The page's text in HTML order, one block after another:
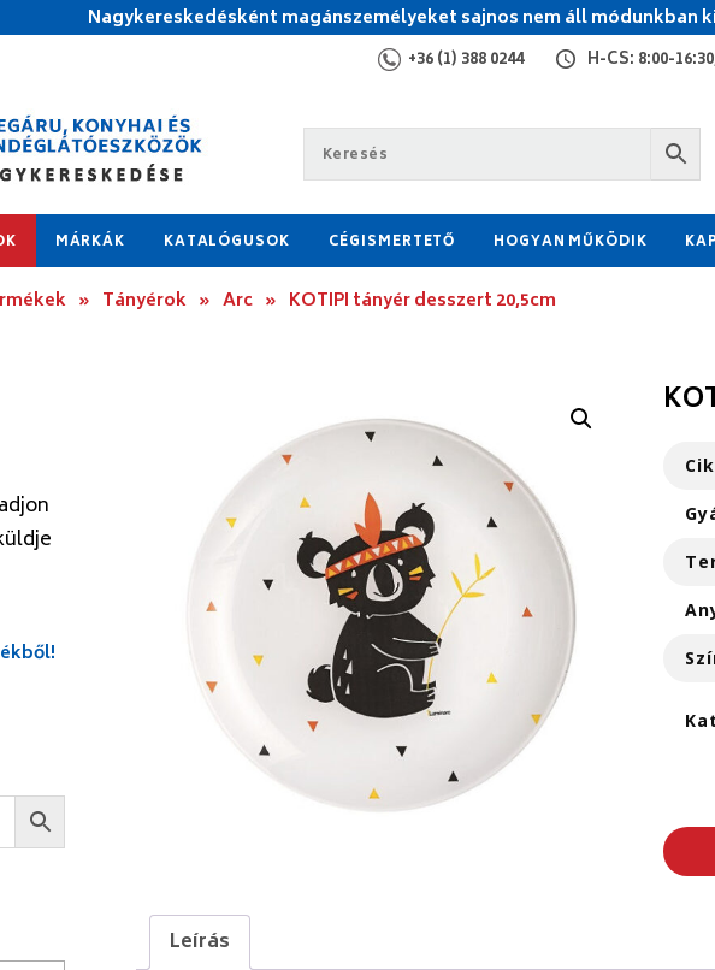
Nagykereskedésként magánszemélyeket sajnos nem áll módunkban
+36 (1) 388 0244 H-CS: 8:00-
MÁRKÁK KATALÓGUSOK CÉGISMERTETŐ HOGYAN MŰKÖDIK
» Tányérok » Arc » KOTIPI tányér desszert 20,5cm
Leírás